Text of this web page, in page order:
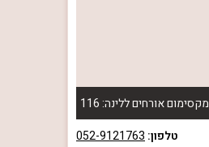
מקסימום אורחים ללינה: 116
טלפון: 052-9121763